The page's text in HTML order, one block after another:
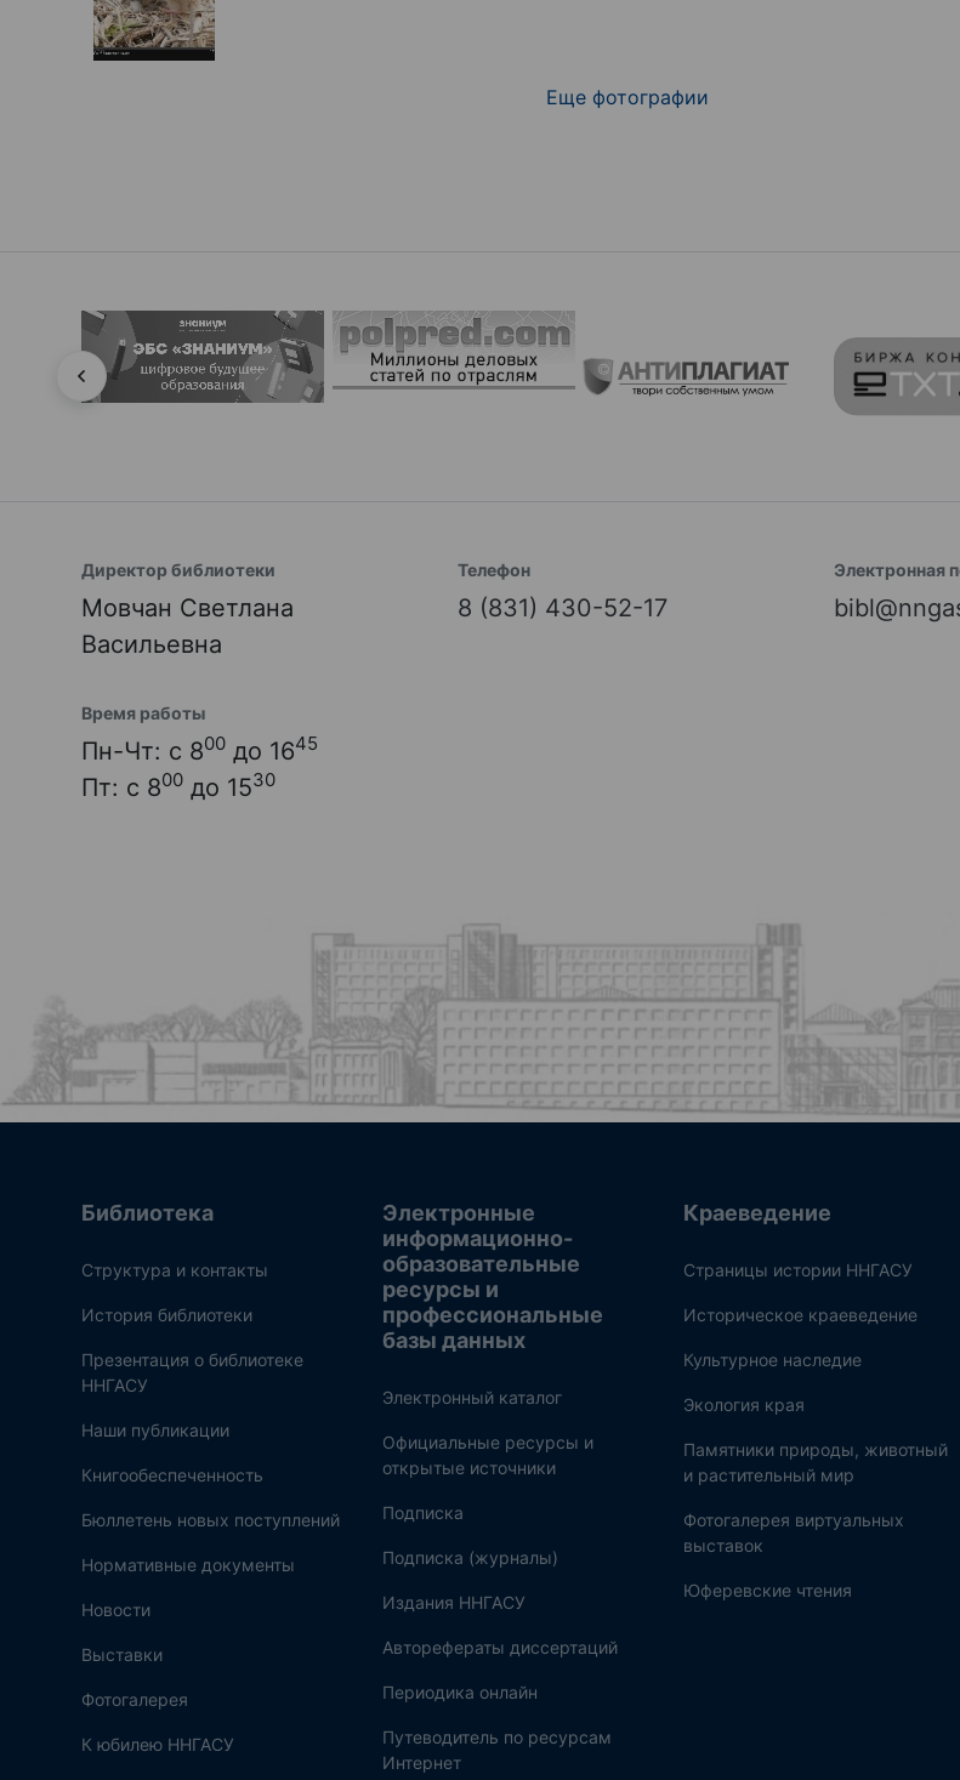
Еще фотографии
Директор библиотеки
Мовчан Светлана
Васильевна
Телефон
8 (831) 430-52-17
Электронная
Время работы
Пн-Чт: с 800 до 1645
Пт: с 800 до 1530
Библиотека
Структура и контакты
История библиотеки
Презентация о библиотеке
ННГАСУ
Наши публикации
Книгообеспеченность
Бюллетень новых поступлений
Нормативные документы
Новости
Выставки
Фотогалерея
К юбилею ННГАСУ
Электронные
информационно-
образовательные
ресурсы и
профессиональные
базы данных
Электронный каталог
Официальные ресурсы и
открытые источники
Подписка
Подписка (журналы)
Издания ННГАСУ
Авторефераты диссертаций
Периодика онлайн
Путеводитель по ресурсам
Интернет
Краеведение
Страницы истории ННГАСУ
Историческое краеведение
Культурное наследие
Экология края
Памятники природы, животный
и растительный мир
Фотогалерея виртуальных
выставок
Юферевские чтения